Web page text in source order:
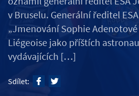
v Bruselu. Generální ředitel
„Jmenování Sophie Adenotové
Liégeoise jako příštích
vydávajících […]
Sdílet: